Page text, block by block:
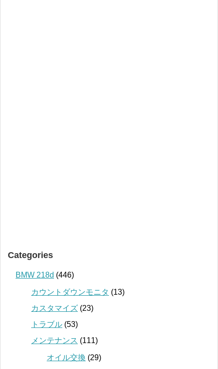
Categories
BMW 218d (446)
カウントダウンモニタ (13)
カスタマイズ (23)
トラブル (53)
メンテナンス (111)
オイル交換 (29)